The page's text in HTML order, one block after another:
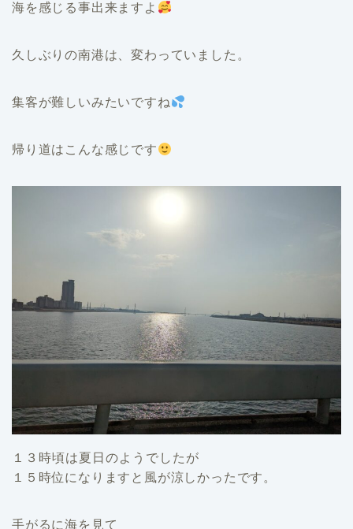
海を感じる事出来ますよ
久しぶりの南港は、変わっていました。
集客が難しいみたいですね
帰り道はこんな感じです
１３時頃は夏日のようでしたが
１５時位になりますと風が涼しかったです。
手がるに海を見て